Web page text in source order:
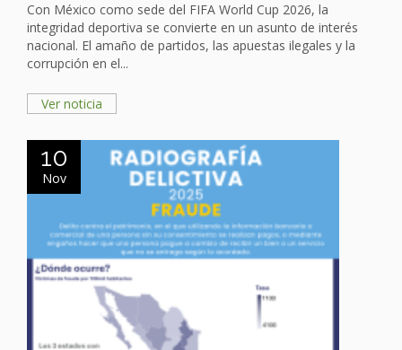
Con México como sede del FIFA World Cup 2026, la
integridad deportiva se convierte en un asunto de interés
nacional. El amaño de partidos, las apuestas ilegales y la
corrupción en el...
Ver noticia
10
Nov